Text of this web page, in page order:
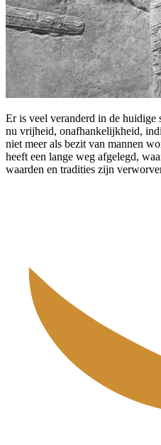
Er is veel veranderd in de huidige
nu vrijheid, onafhankelijkheid,
niet meer als bezit van mannen
heeft een lange weg afgelegd,
waarden en tradities zijn